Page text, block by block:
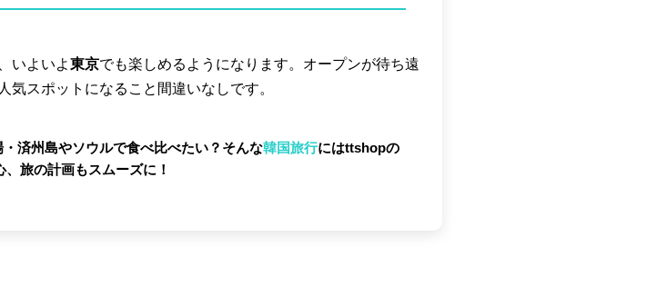
いよいよ東京でも楽しめるようになります。オープンが待ち遠
気スポットになること間違いなしです。
済州島やソウルで食べ比べたい？そんな韓国旅行にはttshopの
旅の計画もスムーズに！